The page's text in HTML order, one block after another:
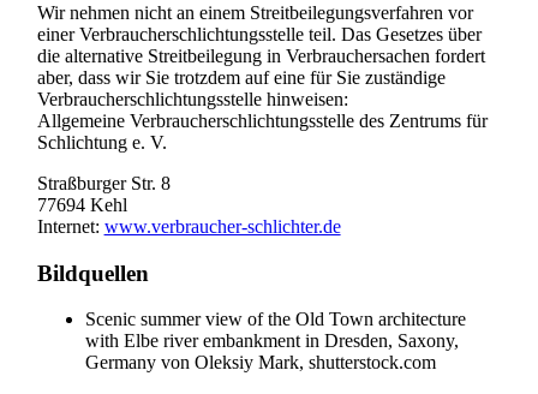
Wir nehmen nicht an einem Streitbeilegungsverfahren vor
einer Verbraucherschlichtungsstelle teil. Das Gesetzes über
die alternative Streitbeilegung in Verbrauchersachen fordert
aber, dass wir Sie trotzdem auf eine für Sie zuständige
Verbraucherschlichtungsstelle hinweisen:
Allgemeine Verbraucherschlichtungsstelle des Zentrums für
Schlichtung e. V.
Straßburger Str. 8
77694 Kehl
Internet: www.verbraucher-schlichter.de
Bildquellen
Scenic summer view of the Old Town architecture
with Elbe river embankment in Dresden, Saxony,
Germany von Oleksiy Mark, shutterstock.com